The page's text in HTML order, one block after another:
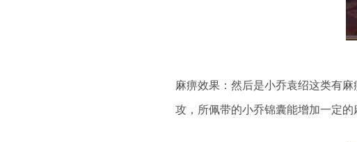
麻痹效果：然后是小乔袁绍这类有
攻，所佩带的小乔锦囊能增加一定的